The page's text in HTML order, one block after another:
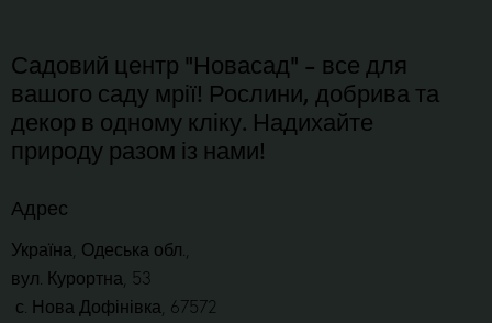
Садовий центр "Новасад" - все для
вашого саду мрії! Рослини, добрива та
декор в одному кліку. Надихайте
природу разом із нами!
Адрес
Україна, Одеська обл.,
вул. Курортна, 53
с. Нова Дофінівка, 67572